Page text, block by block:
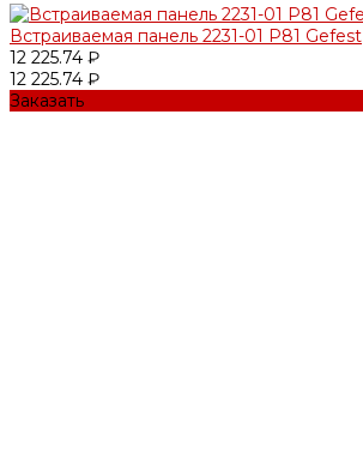
Встраиваемая панель 2231-01 Р81 Gefest
12 225.74 ₽
12 225.74 ₽
Заказать